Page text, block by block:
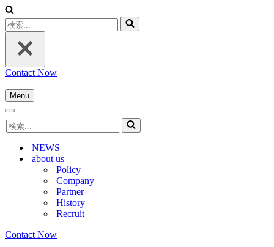
検
索...
Contact Now
Menu
ナ
ゲ
シ
ョ
ナ
ビ
検
索...
NEWS
about us
Policy
Company
Partner
History
Recruit
Contact Now